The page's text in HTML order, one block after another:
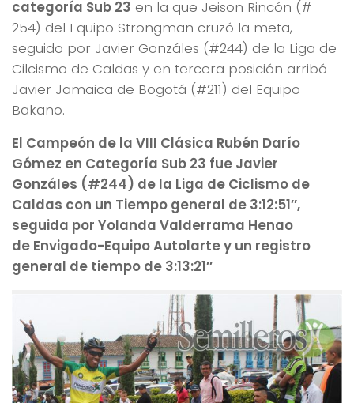
categoría Sub 23 en la que Jeison Rincón (#
254) del Equipo Strongman cruzó la meta,
seguido por Javier Gonzáles (#244) de la Liga de
Cilcismo de Caldas y en tercera posición arribó
Javier Jamaica de Bogotá (#211) del Equipo
Bakano.
El Campeón de la VIII Clásica Rubén Darío
Gómez en Categoría Sub 23 fue Javier
Gonzáles (#244) de la Liga de Ciclismo de
Caldas con un Tiempo general de 3:12:51″,
seguida por Yolanda Valderrama Henao
de Envigado-Equipo Autolarte y un registro
general de tiempo de 3:13:21″